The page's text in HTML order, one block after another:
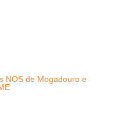
NOS de Mogadouro e